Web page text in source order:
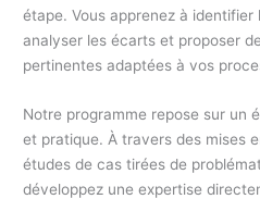
étape. Vous apprenez à
analyser les écarts et proposer
pertinentes adaptées à vos
Notre programme repose sur un
et pratique. À travers des mises
études de cas tirées de
développez une expertise